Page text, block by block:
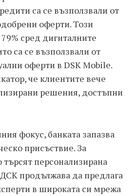
са се възползвали от
оферти. Този
сред дигиталните
са се възползвали от
оферти в DSK Mobile.
че клиентите вече
решения, достъпни
фокус, банката запазва
присъствие. За
търсят персонализирана
продължава да предлага
в широката си мрежа